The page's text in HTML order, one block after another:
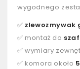
wygodnego
✅ zlewozmywak
✅ montaż do
✅ wymiary
✅ komora około